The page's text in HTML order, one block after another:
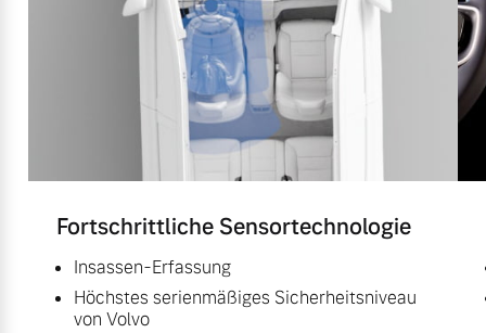
Fortschrittliche Sensortechnologie
Insassen-Erfassung
Höchstes serienmäßiges Sicherheitsniveau
von Volvo